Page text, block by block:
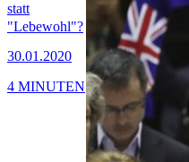
statt
"Lebewohl"?
30.01.2020
4 MINUTEN